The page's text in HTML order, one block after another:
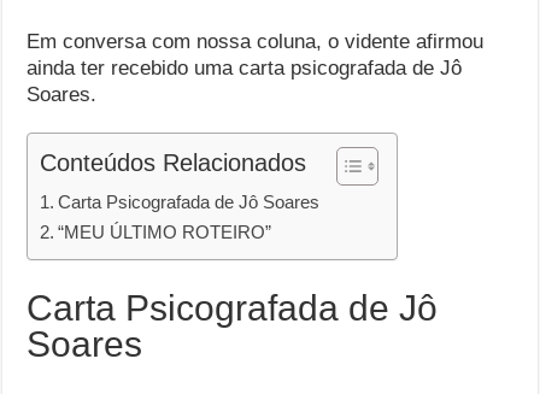
Em conversa com nossa coluna, o vidente afirmou
ainda ter recebido uma carta psicografada de Jô
Soares.
Conteúdos Relacionados
Carta Psicografada de Jô Soares
“MEU ÚLTIMO ROTEIRO”
Carta Psicografada de Jô
Soares